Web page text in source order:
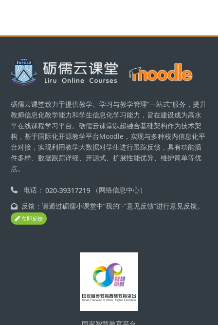
Блоки
砺儒云课堂致力于提供教学、学习与教学管理“一站式”服务，提升
教师信息化教学能力和学生信息化学习能力，旨在建设成为高水
平在线课程学习平台。砺儒云课堂以超融合基础架构作为技术架
构，基于国际化开源教学平台Moodle，实现与多种校内信息化平
台对接，实现利用教学大数据对学生进行跟踪反馈，具有功能插
件多样、数据跟踪详细、开源式、扩展性能优异、维护简单等优
点。
电话：
（网络信息中心）
反馈：请通过砺儒小课堂中“我的”-“意见反馈”进行意见反馈。
立即反馈